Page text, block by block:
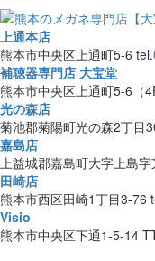
上通本店
熊本市中央区上通町5-6 tel.
補聴器専門店 大宝堂
熊本市中央区上通町5-6（
光の森店
菊池郡菊陽町光の森2丁目
嘉島店
上益城郡嘉島町大字上島
田崎店
熊本市西区田崎1丁目3-76
Visio
熊本市中央区下通1-5-14